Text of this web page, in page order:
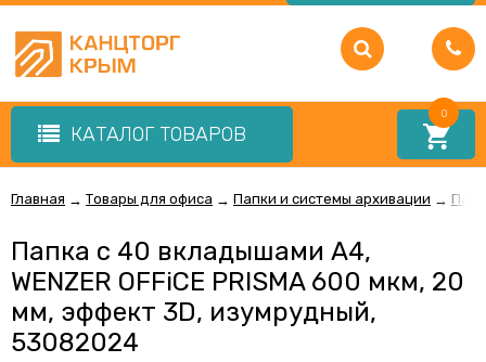
КАТАЛОГ ТОВАРОВ
0
Главная → Товары для офиса → Папки и системы архивации →
Папка с 40 вкладышами А4,
WENZER OFFiCE PRISMA 600 мкм, 20
мм, эффект 3D, изумрудный,
53082024